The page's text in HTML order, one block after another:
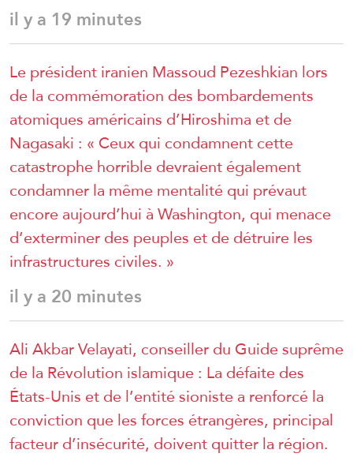
il y a 19 minutes
Le président iranien Massoud Pezeshkian lors
de la commémoration des bombardements
atomiques américains d’Hiroshima et de
Nagasaki : « Ceux qui condamnent cette
catastrophe horrible devraient également
condamner la même mentalité qui prévaut
encore aujourd’hui à Washington, qui menace
d’exterminer des peuples et de détruire les
infrastructures civiles. »
il y a 20 minutes
Ali Akbar Velayati, conseiller du Guide suprême
de la Révolution islamique : La défaite des
États-Unis et de l’entité sioniste a renforcé la
conviction que les forces étrangères, principal
facteur d’insécurité, doivent quitter la région.